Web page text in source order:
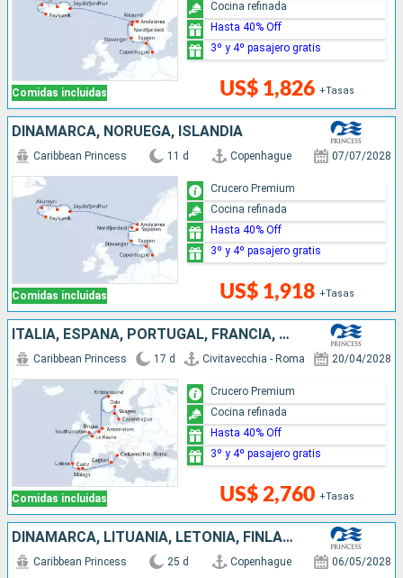
Comidas incluidas US$ 1,826 +Tasas
Cocina refinada
Hasta 40% Off
3º y 4º pasajero gratis
DINAMARCA, NORUEGA, ISLANDIA
Comidas incluidas
Caribbean Princess 11 d Copenhague 07/07/2028
US$ 1,918 +Tasas
Crucero Premium
Cocina refinada
Hasta 40% Off
3º y 4º pasajero gratis
ITALIA, ESPAÑA, PORTUGAL, FRANCIA, REINO UNIDO, BÉLGICA, PAISES BAJOS, NORUEGA, DINAMARCA
Comidas incluidas
Caribbean Princess 17 d Civitavecchia - Roma 20/04/2028
US$ 2,760 +Tasas
Crucero Premium
Cocina refinada
Hasta 40% Off
3º y 4º pasajero gratis
DINAMARCA, LITUANIA, LETONIA, FINLANDIA, ESTONIA, SUECIA, ALEMANIA, NORUEGA, ISLANDIA
Caribbean Princess 25 d Copenhague 06/05/2028